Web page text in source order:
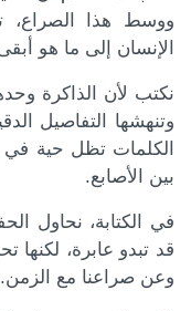
الموضوع
ووسط هذا الصراع،
الإنسان إلى ما هو
نكتب لأن الذاكرة
وتنهشها التفاصيل
الكلمات تظل حية
بين الأصابع.
في الكتابة، نحاول
قد تبدو عابرة،
وعن صراعنا مع الزمن.